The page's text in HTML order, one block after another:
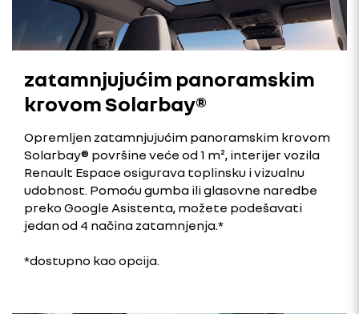
zatamnjujućim panoramskim
krovom Solarbay®
Opremljen zatamnjujućim panoramskim krovom
Solarbay® površine veće od 1 m², interijer vozila
Renault Espace osigurava toplinsku i vizualnu
udobnost. Pomoću gumba ili glasovne naredbe
preko Google Asistenta, možete podešavati
jedan od 4 načina zatamnjenja.*
*dostupno kao opcija.